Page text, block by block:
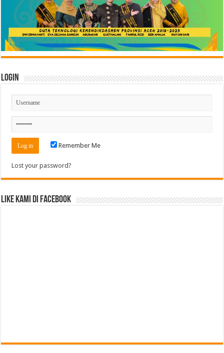
Login
Remember Me
Lost your password?
Like Kami di Facebook